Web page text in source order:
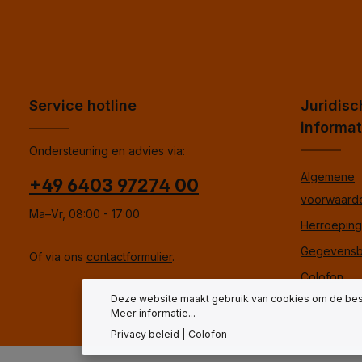
Service hotline
Ondersteuning en advies via:
+49 6403 97274 00
Ma–Vr, 08:00 - 17:00
Of via ons contactformulier.
Algemene
Colofon
Deze website maakt gebruik van cookies om de
Meer informatie...
Privacy beleid
Colofon